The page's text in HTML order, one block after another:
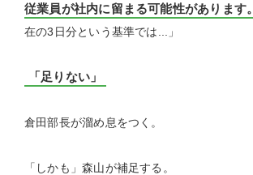
従業員が社内に留まる可能性があります。
在の3日分という基準では...」
「足りない」
倉田部長が溜め息をつく。
「しかも」森山が補足する。